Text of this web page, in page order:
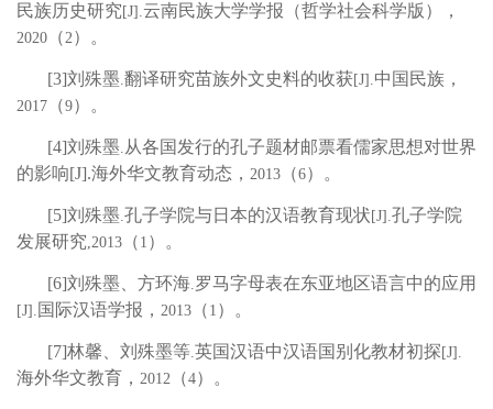
民族历史研究 [J].云南民族大学学报（哲学社会科学版），
2020 （2）。
[3]刘殊墨.翻译研究苗族外文史料的收获[J].中国民族，
2017 （9）。
[4]刘殊墨. 从各国发行的孔子题材邮票看儒家思想对世界
的影响[J].海外华文教育动态， 2013 （6）。
[5]刘殊墨.孔子学院与日本的汉语教育现状 [J].孔子学院
发展研究,2013 （ 1 ）。
[6]刘殊墨、方环海.罗马字母表在东亚地区语言中的应用
[J]. 国际汉语学报， 2013 （ 1 ）。
[7]林馨、刘殊墨等.英国汉语中汉语国别化教材初探 [J].
海外华文教育， 2012 （4）。